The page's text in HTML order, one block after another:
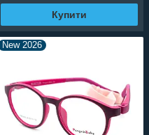
Купити
New 2026